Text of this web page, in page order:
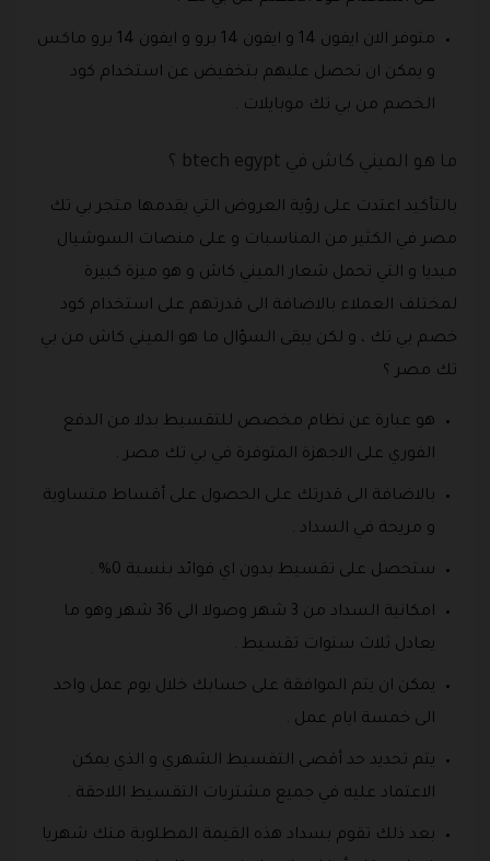
متوفر الان ايفون 14 و ايفون 14 برو و ايفون 14 برو ماكس
و يمكن ان تحصل عليهم بتخفيض عن استخدام كود
الخصم من بي تك موبايلات .
ما هو الميني كاش في btech egypt ؟
بالتأكيد اعتدت على رؤية العروض التي يقدمها متجر بي تك
مصر في الكثير من المناسبات و على منصات السوشيال
ميديا و التي تحمل شعار الميني كاش و هو ميزة كبيرة
لمختلف العملاء بالاضافة الى قدرتهم على استخدام كود
خصم بي تك ، و لكن يبقى السؤال ما هو الميني كاش من بي
تك مصر ؟
هو عبارة عن نظام مخصص للتقسيط بدلا من الدفع
الفوري على الاجهزة المتوفرة في بي تك مصر .
بالاضافة الى قدرتك على الحصول على أقساط متساوية
و مريحة في السداد .
ستحصل على تقسيط بدون اي فوائد بنسبة 0% .
امكانية السداد من 3 شهر وصولا الى 36 شهر وهو ما
يعادل ثلاث سنوات تقسيط .
يمكن ان يتم الموافقة على حسابك خلال يوم عمل واحد
الى خمسة ايام عمل .
يتم تحديد حد أقصى التقسيط الشهري و الذي يمكن
الاعتماد عليه في جميع مشتريات التقسيط اللاحقة .
بعد ذلك تقوم بسداد هذه القيمة المطلوبة منك شهريا